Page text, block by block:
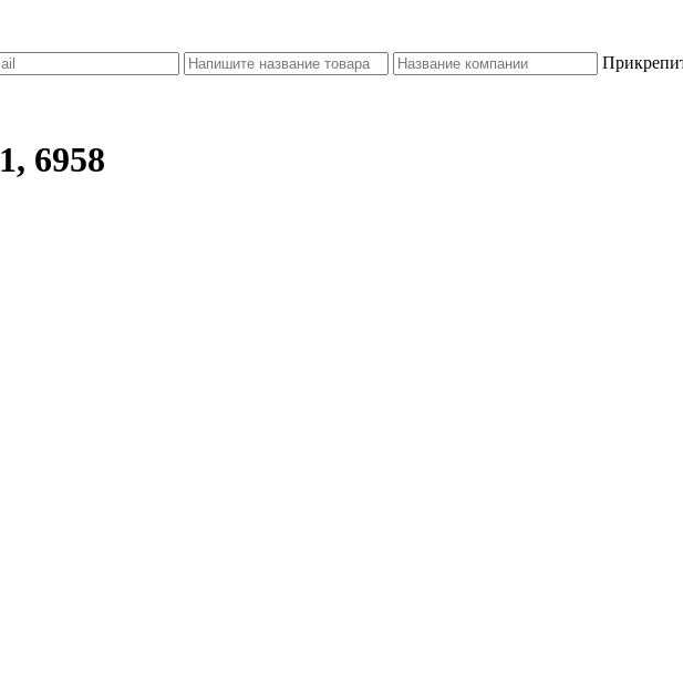
6958